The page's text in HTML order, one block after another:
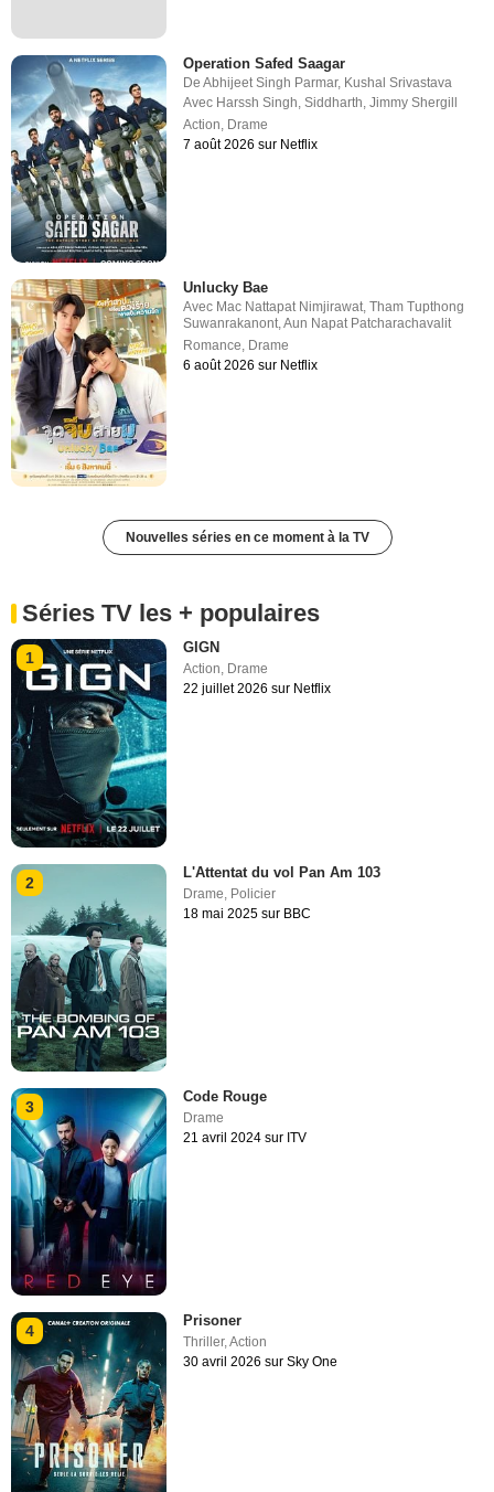
Operation Safed Saagar
DeAbhijeet Singh Parmar, Kushal Srivastava
Avec Harssh Singh ,Siddharth ,Jimmy Shergill
Action Drame
7 août 2026 sur Netflix
Unlucky Bae
Avec Mac Nattapat Nimjirawat,Tham Tupthong
Suwanrakanont,Aun Napat Patcharachavalit
Romance, Drame
6 août 2026 sur Netflix
Nouvelles séries en ce moment à la TV
Séries TV les + populaires
1
GIGN
Action, Drame
22 juillet 2026 sur Netflix
2
L'Attentat du vol Pan Am 103
Drame Policier
18 mai 2025 sur BBC
3
Code Rouge
Drame
21 avril 2024 sur ITV
4
Prisoner
Thriller,Action
30 avril 2026 sur Sky One